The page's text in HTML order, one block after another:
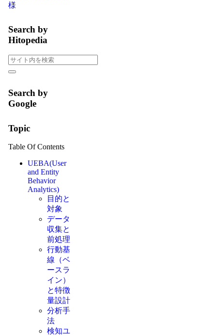
様
Search by
Hitopedia
Search by
Google
Topic
Table Of Contents
UEBA(User
and Entity
Behavior
Analytics)
目的と
対象
データ
収集と
前処理
行動基
線（ベ
ースラ
イン）
と特徴
量設計
分析手
法
検知ユ